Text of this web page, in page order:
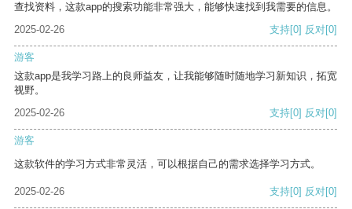
查找资料，这款app的搜索功能非常强大，能够快速找到我需要的信息。
2025-02-26
支持[0] 反对[0]
游客
这款app是我学习路上的良师益友，让我能够随时随地学习新知识，拓宽
视野。
2025-02-26
支持[0] 反对[0]
游客
这款软件的学习方式非常灵活，可以根据自己的需求选择学习方式。
2025-02-26 支持[0] 反对[0]